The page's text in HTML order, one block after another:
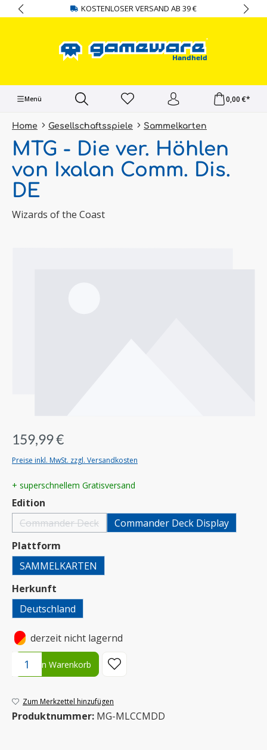
springen KOSTENLOSER VERSAND AB 39 €
Menü 0,00 €*
Home Gesellschaftsspiele Sammelkarten
MTG - Die ver. Höhlen
von Ixalan Comm. Dis.
DE
Wizards of the Coast
159,99 €
Preise inkl. MwSt. zzgl. Versandkosten
+ superschnellem Gratisversand
Edition
Commander Deck(Diese Option ist zurzeit nicht verfügbar.)
Commander Deck Display
Plattform
SAMMELKARTEN
Herkunft
Deutschland
• derzeit nicht lagernd
Produkt Anzahl: Gib den gewünschten Wert ein oder benutze
In den Warenkorb
Zum Merkzettel hinzufügen
Produktnummer: MG-MLCCMDD